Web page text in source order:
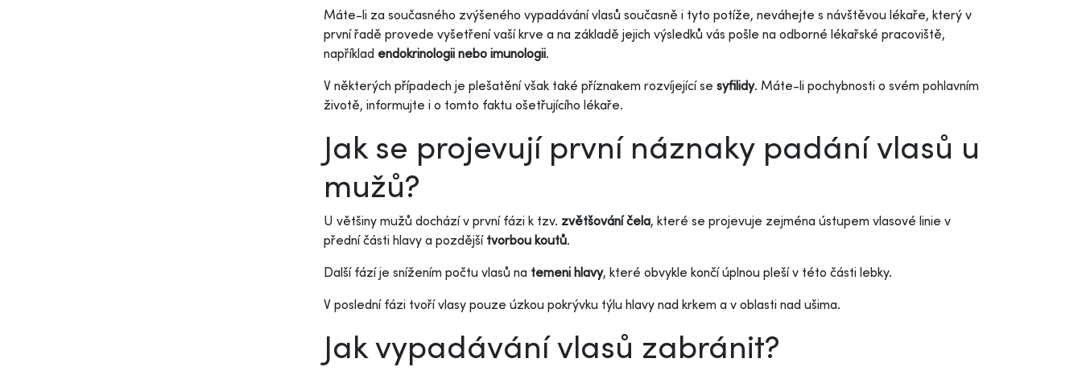
Máte-li za současného zvýšeného vypadávání vlasů současně i tyto potíže, neváhejte s návštěvou lékaře, který v
první řadě provede vyšetření vaší krve a na základě jejich výsledků vás pošle na odborné lékařské pracoviště,
například endokrinologii nebo imunologii.
V některých případech je plešatění však také příznakem rozvíjející se syfilidy. Máte-li pochybnosti o svém pohlavním
životě, informujte i o tomto faktu ošetřujícího lékaře.
Jak se projevují první náznaky padání vlasů u
mužů?
U většiny mužů dochází v první fázi k tzv. zvětšování čela, které se projevuje zejména ústupem vlasové linie v
přední části hlavy a pozdější tvorbou koutů.
Další fází je snížením počtu vlasů na temeni hlavy, které obvykle končí úplnou pleší v této části lebky.
V poslední fázi tvoří vlasy pouze úzkou pokrývku týlu hlavy nad krkem a v oblasti nad ušima.
Jak vypadávání vlasů zabránit?